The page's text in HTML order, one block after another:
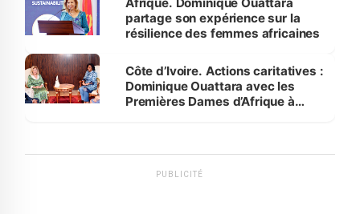
partage son expérience sur la
résilience des femmes africaines
Côte d’Ivoire. Actions caritatives :
Dominique Ouattara avec les
Premières Dames d’Afrique à
PUBLICITÉ